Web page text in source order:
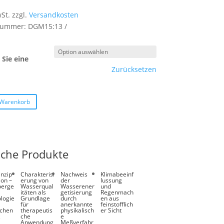
zzgl.Versandkosten
DGM15:13
eine
Zurücksetzen
Produkte
–
Charakterisi
erung von
Wasserqual
itäten als
Grundlage
für
therapeutis
che
Anwendung
Nachweis
der
Wasserener
getisierung
durch
anerkannte
physikalisch
e
Meßverfahr
Klimabeeinf
lussung
und
Regenmach
en aus
feinstofflich
er Sicht